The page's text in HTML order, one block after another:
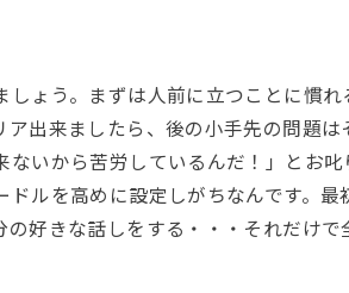
しょう。まずは人前に立つことに慣
ア出来ましたら、後の小手先の問題
ないから苦労しているんだ！」とお
ドルを高めに設定しがちなんです。最
の好きな話しをする・・・それだけで